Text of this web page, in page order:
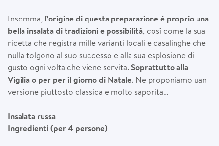
Insomma, l’origine di questa preparazione è proprio una
bella insalata di tradizioni e possibilità, così come la sua
ricetta che registra mille varianti locali e casalinghe che
nulla tolgono al suo successo e alla sua esplosione di
gusto ogni volta che viene servita. Soprattutto alla
Vigilia o per per il giorno di Natale. Ne proponiamo uan
versione piuttosto classica e molto saporita…
Insalata russa
Ingredienti (per 4 persone)